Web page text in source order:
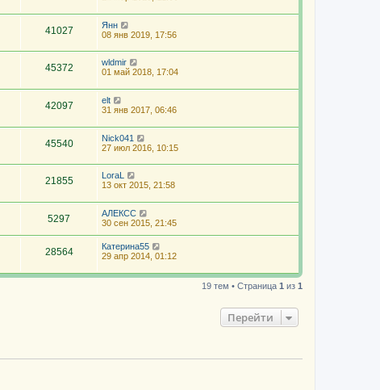
41027
Янн
08 янв 2019, 17:56
45372
wldmir
01 май 2018, 17:04
42097
elt
31 янв 2017, 06:46
45540
Nick041
27 июл 2016, 10:15
21855
LoraL
13 окт 2015, 21:58
5297
АЛЕКСС
30 сен 2015, 21:45
28564
Катерина55
29 апр 2014, 01:12
19 тем • Страница 1 из 1
Перейти